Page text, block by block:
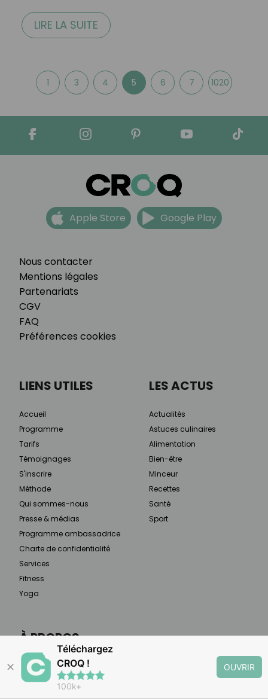
LIRE LA SUITE
1 3 4 5 6 7 1020
Nous contacter
Mentions légales
Partenariats
CGV
FAQ
Préférences cookies
Apple Store Google Play
À PROPOS
CROQ est un rééquilibrage alimentaire qui vous
aide à planifier vos repas selon 3 objectifs :
minceur, maladie chronique, étapes de vie.
LIENS UTILES
Accueil
Programme
Tarifs
Témoignages
S'inscrire
Méthode
Qui sommes-nous
Presse & médias
Programme ambassadrice
Charte de confidentialité
Services
Fitness
Yoga
LES ACTUS
Actualités
Astuces culinaires
Alimentation
Bien-être
Minceur
Recettes
Santé
Sport
✕
Téléchargez
CROQ !
100k+
OUVRIR